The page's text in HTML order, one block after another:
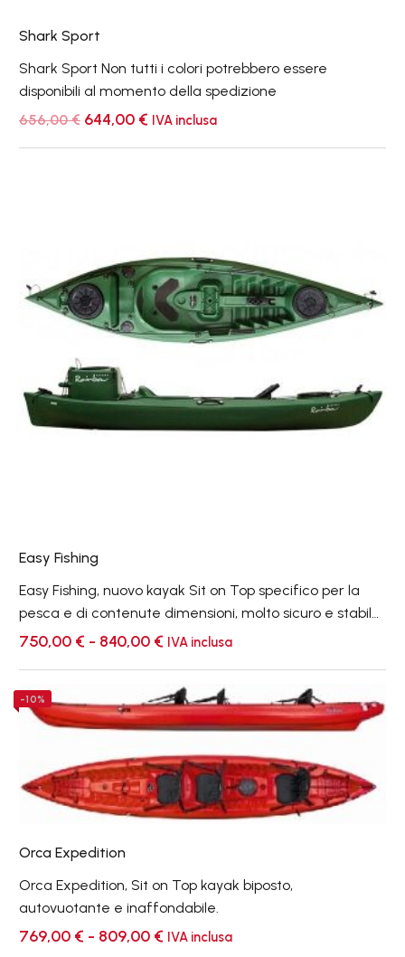
Shark Sport
Shark Sport Non tutti i colori potrebbero essere
disponibili al momento della spedizione
656,00€ Il
originale
644,00 € Il
attuale
IVA inclusa
Easy Fishing
Easy Fishing, nuovo kayak Sit on Top specifico per la
pesca e di contenute dimensioni, molto sicuro e stabile,
è autosvuotante e facile da condurre.
750,00 € - 840,00 € Fascia
prezzo:
da
750,00 €
a
840,00 €
IVA inclusa
Orca
Expedition
-10%
Orca Expedition
Orca Expedition, Sit on Top kayak biposto,
autovuotante e inaffondabile.
769,00 € - 809,00 € Fascia
IVA inclusa